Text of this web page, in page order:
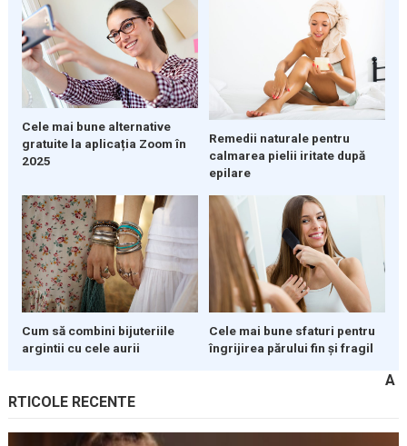
Cele mai bune alternative
gratuite la aplicația Zoom în
2025
Remedii naturale pentru
calmarea pielii iritate după
epilare
Cum să combini bijuteriile
argintii cu cele aurii
Cele mai bune sfaturi pentru
îngrijirea părului fin și fragil
A
RTICOLE RECENTE